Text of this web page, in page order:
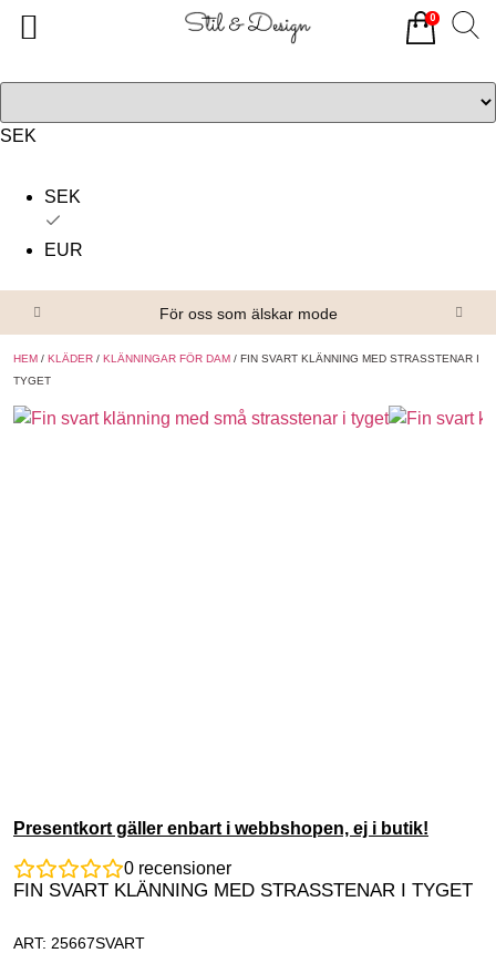
SEK
SEK
EUR
För oss som älskar mode
HEM / KLÄDER / KLÄNNINGAR FÖR DAM / FIN SVART KLÄNNING MED STRASSTENAR I
TYGET
Presentkort gäller enbart i webbshopen, ej i butik!
0 recensioner
FIN SVART KLÄNNING MED STRASSTENAR I TYGET
ART: 25667SVART
0
Alla produkter
Om oss